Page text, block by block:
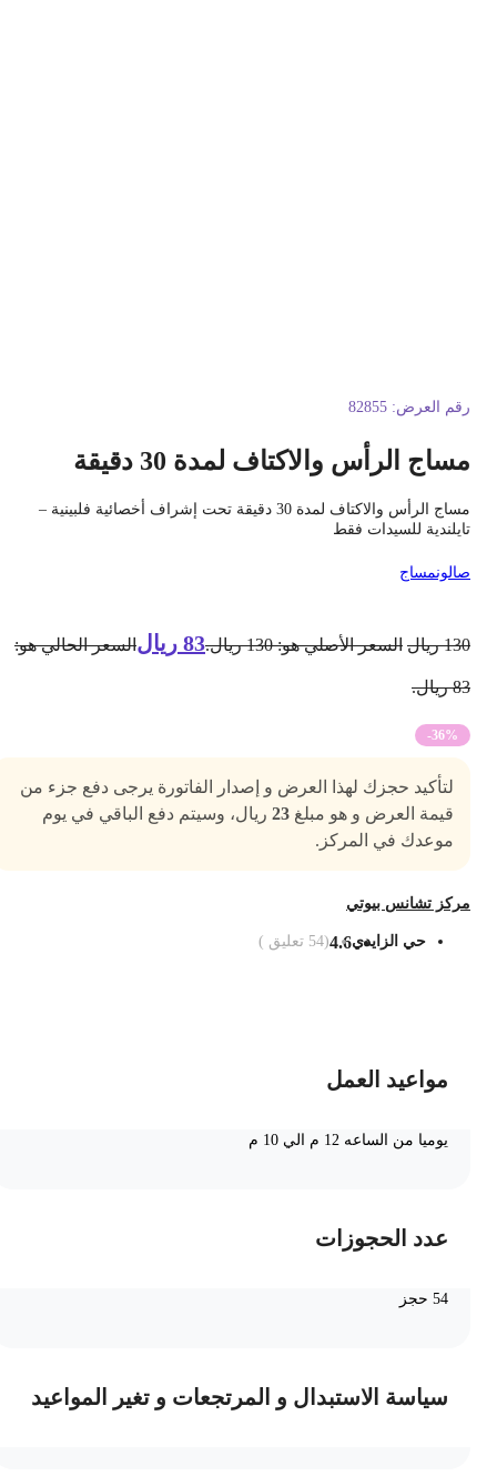
العرض: 82855
الرأس والاكتاف لمدة 30 دقيقة
مساج الرأس والاكتاف لمدة 30 دقيقة تحت إشراف أخصائية فلبينية –
للسيدات فقط
مساج
ريال السعر الأصلي هو: 130 ريال. 83 ريال السعر الحالي هو:
-36%
لتأكيد حجزك لهذا العرض و إصدار الفاتورة يرجى دفع جزء من
قيمة العرض و هو مبلغ23ريال، وسيتم دفع الباقي في يوم
موعدك في المركز.
تشانس بيوتي
حي الزايدي 4.6
(
54تعليق )
مواعيد العمل
يوميا من الساعه 12 م الي 10 م
عدد الحجوزات
سياسة الاستبدال و المرتجعات و تغير المواعيد